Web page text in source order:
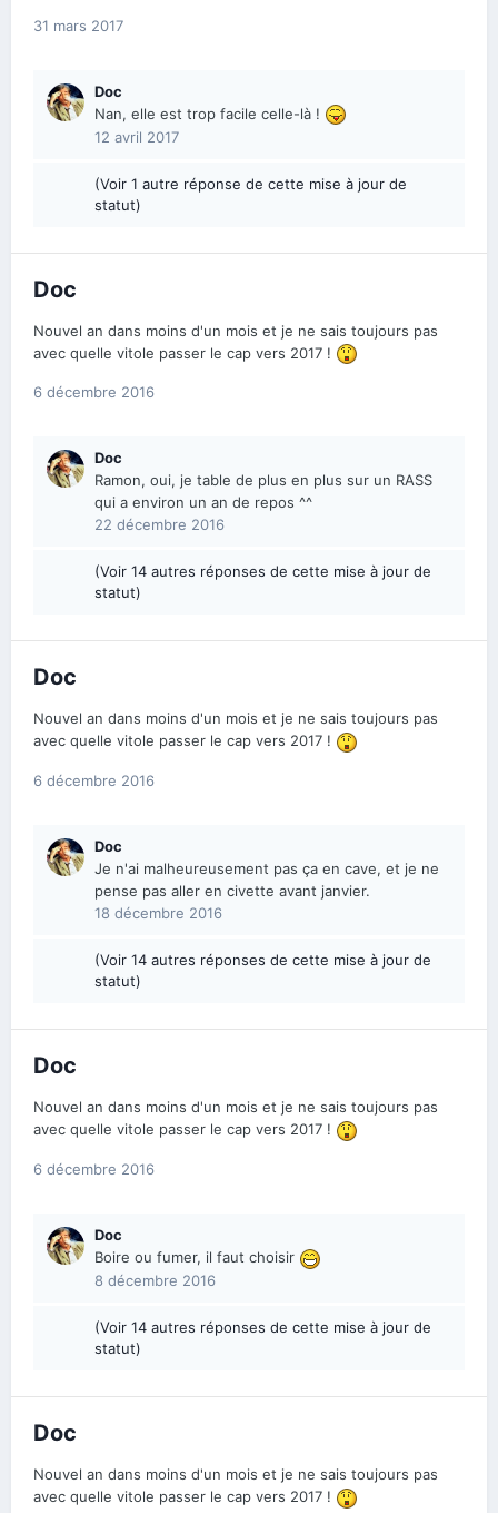
31 mars 2017
Doc
Nan, elle est trop facile celle-là !
12 avril 2017
(Voir 1 autre réponse de cette mise à jour de
statut)
Doc
Nouvel an dans moins d'un mois et je ne sais toujours pas
avec quelle vitole passer le cap vers 2017 !
6 décembre 2016
Doc
Ramon, oui, je table de plus en plus sur un RASS
qui a environ un an de repos ^^
22 décembre 2016
(Voir 14 autres réponses de cette mise à jour de
statut)
Doc
Nouvel an dans moins d'un mois et je ne sais toujours pas
avec quelle vitole passer le cap vers 2017 !
6 décembre 2016
Doc
Je n'ai malheureusement pas ça en cave, et je ne
pense pas aller en civette avant janvier.
18 décembre 2016
(Voir 14 autres réponses de cette mise à jour de
statut)
Doc
Nouvel an dans moins d'un mois et je ne sais toujours pas
avec quelle vitole passer le cap vers 2017 !
6 décembre 2016
Doc
Boire ou fumer, il faut choisir
8 décembre 2016
(Voir 14 autres réponses de cette mise à jour de
statut)
Doc
Nouvel an dans moins d'un mois et je ne sais toujours pas
avec quelle vitole passer le cap vers 2017 !